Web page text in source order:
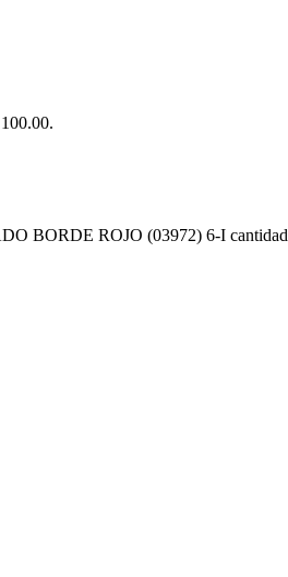
BORDE ROJO (03972) 6-I cantidad